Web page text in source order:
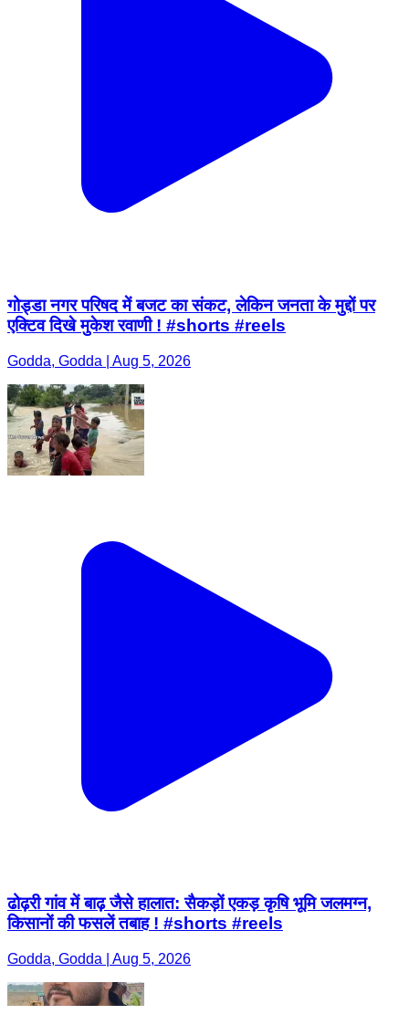
गोड्डा नगर परिषद में बजट का संकट, लेकिन जनता के मुद्दों पर
एक्टिव दिखे मुकेश रवाणी ! #shorts #reels
Godda, Godda | Aug 5, 2026
ढोढ़री गांव में बाढ़ जैसे हालात: सैकड़ों एकड़ कृषि भूमि जलमग्न,
किसानों की फसलें तबाह ! #shorts #reels
Godda, Godda | Aug 5, 2026